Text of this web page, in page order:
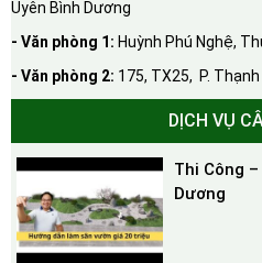
Uyên Bình Dương
- Văn phòng 1: Huỳnh Phú Nghệ,
- Văn phòng 2: 175, TX25, P. Thạnh
DỊCH VỤ
Thi Công
Dương